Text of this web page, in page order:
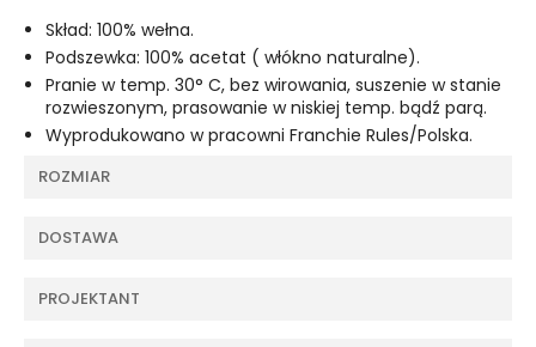
Skład: 100% wełna.
Podszewka: 100% acetat ( włókno naturalne).
Pranie w temp. 30° C, bez wirowania, suszenie w stanie
rozwieszonym, prasowanie w niskiej temp. bądź parą.
Wyprodukowano w pracowni Franchie Rules/Polska.
ROZMIAR
DOSTAWA
PROJEKTANT